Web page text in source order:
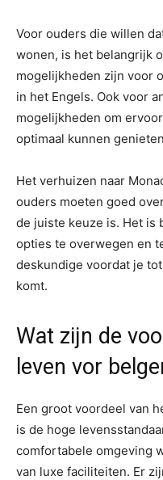
Voor ouders die willen
wonen, is het belangrijk
mogelijkheden zijn voor
in het Engels. Ook voor
mogelijkheden om
optimaal kunnen
Het verhuizen naar
ouders moeten goed
de juiste keuze is. Het is
opties te overwegen en
deskundige voordat je
komt.
Wat zijn de
leven vor
Een groot voordeel van
is de hoge
comfortabele omgeving
van luxe faciliteiten. Er